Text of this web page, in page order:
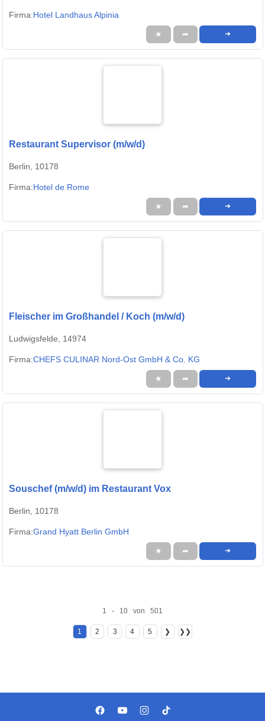
Firma:Hotel Landhaus Alpinia
★ ➦ ➜
Restaurant Supervisor (m/w/d)
Berlin, 10178
Firma:Hotel de Rome
★ ➦ ➜
Fleischer im Großhandel / Koch (m/w/d)
Ludwigsfelde, 14974
Firma:CHEFS CULINAR Nord-Ost GmbH & Co. KG
★ ➦ ➜
Souschef (m/w/d) im Restaurant Vox
Berlin, 10178
Firma:Grand Hyatt Berlin GmbH
★ ➦ ➜
1 - 10 von 501
1 2 3 4 5 ❯ ❯❯